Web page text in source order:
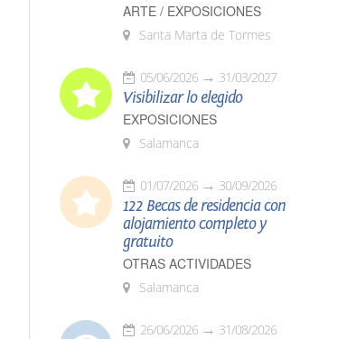
ARTE / EXPOSICIONES
Santa Marta de Tormes
05/06/2026 31/03/2027
Visibilizar lo elegido
EXPOSICIONES
Salamanca
01/07/2026 30/09/2026
122 Becas de residencia con
alojamiento completo y
gratuito
OTRAS ACTIVIDADES
Salamanca
26/06/2026 31/08/2026